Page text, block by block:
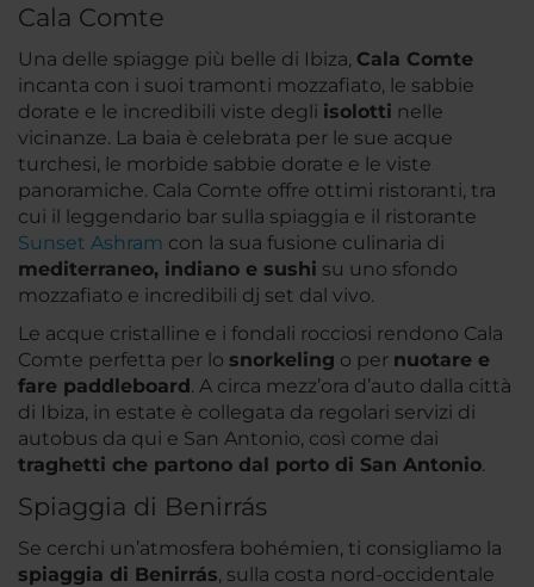
Cala Comte
Una delle spiagge più belle di Ibiza, Cala Comte
incanta con i suoi tramonti mozzafiato, le sabbie
dorate e le incredibili viste degli isolotti nelle
vicinanze. La baia è celebrata per le sue acque
turchesi, le morbide sabbie dorate e le viste
panoramiche. Cala Comte offre ottimi ristoranti, tra
cui il leggendario bar sulla spiaggia e il ristorante
Sunset Ashram con la sua fusione culinaria di
mediterraneo, indiano e sushi su uno sfondo
mozzafiato e incredibili dj set dal vivo.
Le acque cristalline e i fondali rocciosi rendono Cala
Comte perfetta per lo snorkeling o per nuotare e
fare paddleboard. A circa mezz’ora d’auto dalla città
di Ibiza, in estate è collegata da regolari servizi di
autobus da qui e San Antonio, così come dai
traghetti che partono dal porto di San Antonio.
Spiaggia di Benirrás
Se cerchi un’atmosfera bohémien, ti consigliamo la
spiaggia di Benirrás, sulla costa nord-occidentale